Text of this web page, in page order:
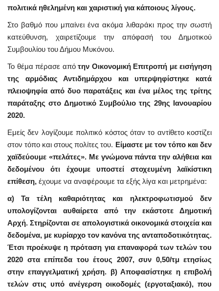
πολιτικά ηθελημένη και χαριστική για κάποιους λίγους.
Στο βαθμό που μπαίνει ένα ακόμα λιθαράκι προς την σωστή
κατεύθυνση, χαιρετίζουμε την απόφασή του Δημοτικού
Συμβουλίου του Δήμου Μυκόνου.
Το θέμα πέρασε από την Οικονομική Επιτροπή με εισήγηση
της αρμόδιας Αντιδημάρχου και υπερψηφίστηκε κατά
πλειοψηφία από δυο παρατάξεις και ένα μέλος της τρίτης
παράταξης στο Δημοτικό Συμβούλιο της 29ης Ιανουαρίου
2020.
Εμείς δεν λογίζουμε πολιτικό κόστος όταν το αντίθετο κοστίζει
στον τόπο και στους πολίτες του. Είμαστε με τον τόπο και δεν
χαϊδεύουμε «πελάτες». Με γνώμονα πάντα την αλήθεια και
δεδομένου ότι έχουμε υποστεί στοχευμένη λαϊκίστικη
επίθεση, έχουμε να αναφέρουμε τα εξής λίγα και μετρημένα:
α) Τα τέλη καθαριότητας και ηλεκτροφωτισμού δεν
υπολογίζονται αυθαίρετα από την εκάστοτε Δημοτική
Αρχή. Στηρίζονται σε απολογιστικά οικονομικά στοιχεία και
δεδομένα, με κυρίαρχο τον κανόνα της ανταποδοτικότητας.
Έτσι προέκυψε η πρόταση για επαναφορά των τελών του
2020 στα επίπεδα του έτους 2007, συν 0,50/τμ ετησίως
στην επαγγελματική χρήση. β) Αποφασίστηκε η επιβολή
τελών στις υπό ανέγερση οικοδομές (εργοταξιακό), που